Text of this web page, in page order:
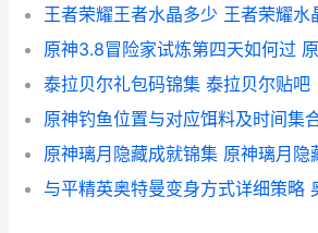
王者荣耀王者水晶多少 王者荣耀水
泰拉贝尔礼包码锦集 泰拉贝尔贴吧
原神璃月隐藏成就锦集 原神璃月隐